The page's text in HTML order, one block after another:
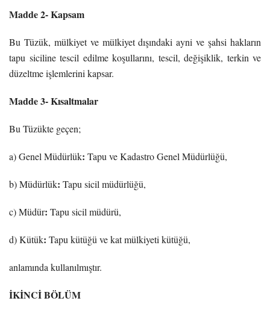
Madde 2- Kapsam
Bu Tüzük, mülkiyet ve mülkiyet dışındaki ayni ve şahsi hakların
tapu siciline tescil edilme koşullarını, tescil, değişiklik, terkin ve
düzeltme işlemlerini kapsar.
Madde 3- Kısaltmalar
Bu Tüzükte geçen;
a) Genel Müdürlük: Tapu ve Kadastro Genel Müdürlüğü,
b) Müdürlük: Tapu sicil müdürlüğü,
c) Müdür: Tapu sicil müdürü,
d) Kütük: Tapu kütüğü ve kat mülkiyeti kütüğü,
anlamında kullanılmıştır.
İKİNCİ BÖLÜM